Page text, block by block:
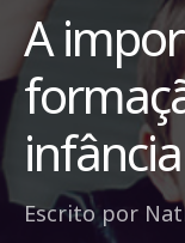
A
infância
Escrito por